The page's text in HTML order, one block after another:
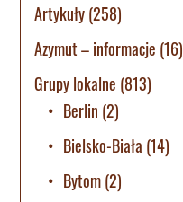
Artykuły(258)
Azymut – informacje (16)
Grupy lokalne (813)
Berlin (2)
Bielsko-Biała (14)
Bytom(2)